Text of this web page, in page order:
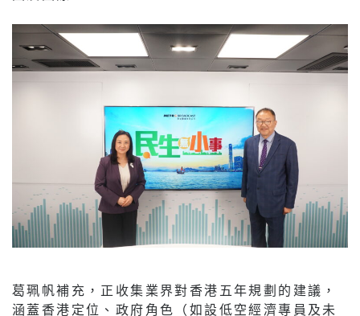
葛珮帆補充，正收集業界對香港五年規劃的建議，
涵蓋香港定位、政府角色（如設低空經濟專員及未